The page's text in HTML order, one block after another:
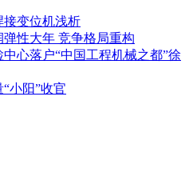
接变位机浅析
性大年 竞争格局重构
心落户“中国工程机械之都”徐
小阳”收官